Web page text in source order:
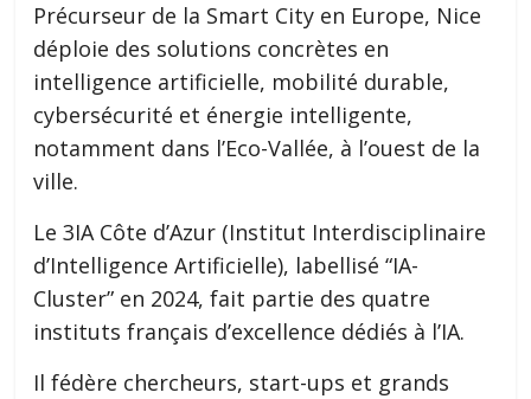
Précurseur de la Smart City en Europe, Nice
déploie des solutions concrètes en
intelligence artificielle, mobilité durable,
cybersécurité et énergie intelligente,
notamment dans l’Eco-Vallée, à l’ouest de la
ville.
Le 3IA Côte d’Azur (Institut Interdisciplinaire
d’Intelligence Artificielle), labellisé “IA-
Cluster” en 2024, fait partie des quatre
instituts français d’excellence dédiés à l’IA.
Il fédère chercheurs, start-ups et grands